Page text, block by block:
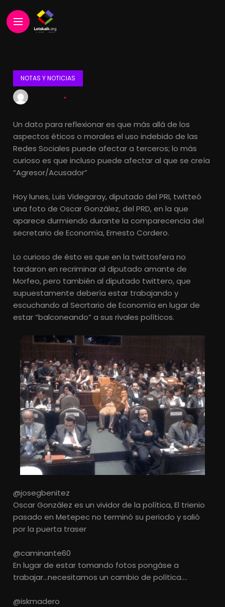
NOTAS Y NOTICIAS
Un dato para reflexionar es que más allá de los
aspectos éticos o morales el uso indebido de las
Redes Sociales puede afectar a terceros; lo más
curioso es que incluso puede afectar al que se creía
“Agresor/Acusador”
Hoy lunes, Luis Videgaray, diputado del PRI, twitteó
una foto de Oscar González, del PRD, en la que
aparece durmiendo durante la comparecencia del
secretario de Economía, Ernesto Cordero.
Lo curioso de ésto es que en la twittosfera no
tardaron en recriminar al diputado amante de
Morfeo, pero también al diputado twittero, que
supuestamente debería estar trabajando y
escuchando al Secrtario de Economía en lugar de
estar “balconeando” a sus rivales políticos.
@josegbenitez
Oscar González es un vividor de la política, El trienio
pasado en Metepec no terminó su periodo y salió
por la puerta traser
@caminante60
En lugar de estar tomando fotos pongáse a
trabajar…necesitamos un cambio de política….
@iskmadero